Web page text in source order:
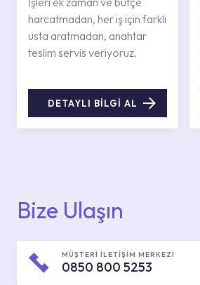
harcatmadan, her iş için farklı
usta aratmadan, anahtar
teslim servis veriyoruz.
DETAYLI BİLGİ AL
Bize Ulaşın
MÜŞTERİ İLETİŞİM MERKEZİ
0850 800 5253